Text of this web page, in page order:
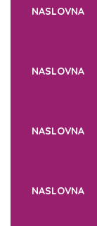
NASLOVNA
NASLOVNA
NASLOVNA
NASLOVNA